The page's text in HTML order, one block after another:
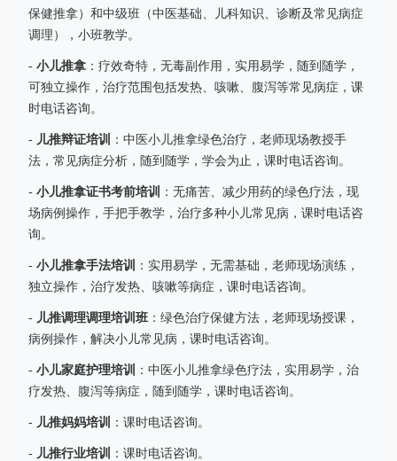
保健推拿）和中级班（中医基础、儿科知识、诊断及常见病症
调理），小班教学。
- 小儿推拿 ：疗效奇特，无毒副作用，实用易学，随到随学，
可独立操作，治疗范围包括发热、咳嗽、腹泻等常见病症，课
时电话咨询。
- 儿推辩证培训
：中医小儿推拿绿色治疗，老师现场教授手
法，常见病症分析，随到随学，学会为止，课时电话咨询。
- 小儿推拿证书考前培训
：无痛苦、减少用药的绿色疗法，现
场病例操作，手把手教学，治疗多种小儿常见病，课时电话咨
询。
- 小儿推拿手法培训
：实用易学，无需基础，老师现场演练，
独立操作，治疗发热、咳嗽等病症，课时电话咨询。
- 儿推调理调理培训班 ：绿色治疗保健方法，老师现场授课，
病例操作，解决小儿常见病，课时电话咨询。
- 小儿家庭护理培训
：中医小儿推拿绿色疗法，实用易学，治
疗发热、腹泻等病症，随到随学，课时电话咨询。
- 儿推妈妈培训 ：课时电话咨询。
- 儿推行业培训 ：课时电话咨询。